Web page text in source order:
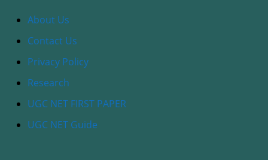
About Us
Contact Us
Privacy Policy
Research
UGC NET FIRST PAPER
UGC NET Guide